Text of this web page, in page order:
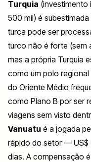
Turquia (investimento
500 mil) é
turca pode ser
turco não é forte (sem
mas a própria Turquia
como um polo
do Oriente Médio
como Plano B por ser
viagens sem visto
Vanuatu é a jogada
rápido do setor — US$
dias. A compensação